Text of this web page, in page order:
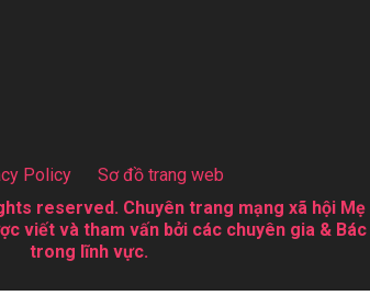
Policy
Sơ đồ trang web
reserved. Chuyên trang mạng xã hội Mẹ
viết và tham vấn bởi các chuyên gia &
trong lĩnh vực.